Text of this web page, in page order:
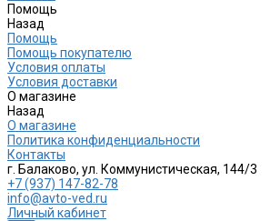
Помощь
Назад
Помощь
Помощь покупателю
Условия оплаты
Условия доставки
О магазине
Назад
О магазине
Политика конфиденциальности
Контакты
г. Балаково, ул. Коммунистическая, 144/3
+7 (937) 147-82-78
info@avto-ved.ru
Личный кабинет